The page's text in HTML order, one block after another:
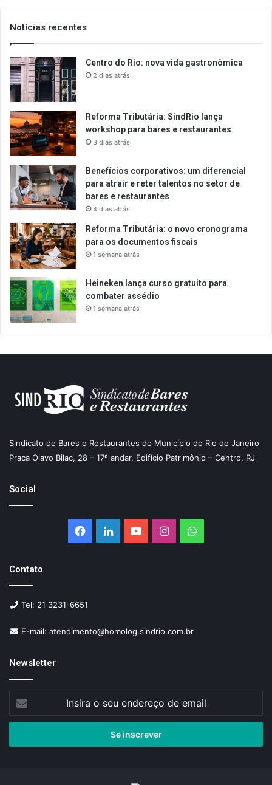
Notícias recentes
Centro do Rio: nova vida gastronômica
2 dias atrás
Reforma Tributária: SindRio lança
workshop para bares e restaurantes
3 dias atrás
Benefícios corporativos: um diferencial
para atrair e reter talentos no setor de
bares e restaurantes
4 dias atrás
Reforma Tributária: o novo cronograma
para os documentos fiscais
1 semana atrás
Heineken lança curso gratuito para
combater assédio
1 semana atrás
Sindicato de Bares e Restaurantes do Município do Rio de Janeiro
Praça Olavo Bilac, 28 – 17º andar, Edifício Patrimônio – Centro, RJ
Social
Facebook
LinkedinYouTubeInstagramWhatsApp
Contato
Tel: 21 3231-6651
E-mail: atendimento@homolog.sindrio.com.br
Newsletter
seu
de